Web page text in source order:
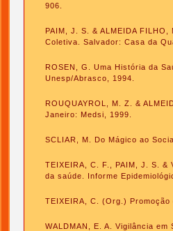
906.
PAIM, J. S. & ALMEIDA
Coletiva. Salvador: Casa da
ROSEN, G. Uma História da
Unesp/Abrasco, 1994.
ROUQUAYROL, M. Z. &
Janeiro: Medsi, 1999.
SCLIAR, M. Do Mágico ao
TEIXEIRA, C. F., PAIM, J. S. &
da saúde. Informe
TEIXEIRA, C. (Org.)
WALDMAN, E. A. Vigilância